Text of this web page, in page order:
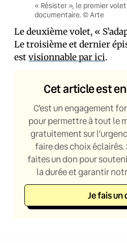
« Résister », le premier
documentaire. © Arte
Le deuxième volet, «
Le troisième et dernier
estvisionnable par ici.
Cet article est
C’est un engagement
pour permettre à tout le
gratuitement sur
faire des choix éclairés.
faites un don pour
la durée et garantir
Je fais un